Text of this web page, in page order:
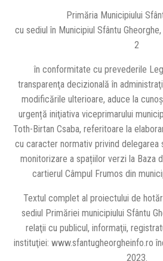
Primăria Municipiului
cu sediul în Municipiul Sfântu
2
în conformitate cu prevederile
transparenţa decizională în
modificările ulterioare, aduce la
urgență iniţiativa viceprimarului
Toth-Birtan Csaba, referitoare la
cu caracter normativ privind delegarea
monitorizare a spațiilor verzi la Baza
cartierul Câmpul Frumos din
Textul complet al proiectului de
sediul Primăriei municipiului Sfântu
relaţii cu publicul, informaţii,
instituţiei: www.sfantugheorgheinfo.ro
2023.